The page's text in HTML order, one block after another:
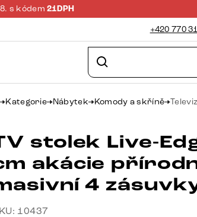
s kódem21DPH
+420 770
Kategorie Nábytek Komody a skříně
stolek Live-
akácie
4
10437